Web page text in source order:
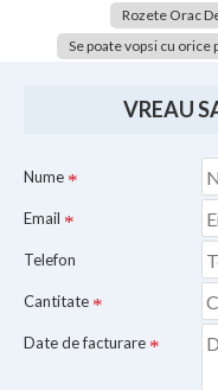
Rozete Orac
Se poate vopsi cu orice
VREAU
Nume
Email
Telefon
Cantitate
Date de facturare